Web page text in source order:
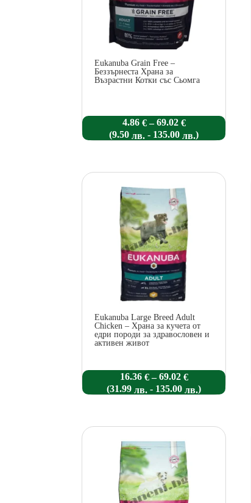
Eukanuba Grain Free –
Беззърнеста Храна за
Възрастни Котки със Сьомга
4.86 € – 69.02 €Price
range:
4.86 €
(9.50 лв. - 135.00 лв.)
Eukanuba Large Breed Adult
Chicken – Храна за кучета от
едри породи за здравословен и
активен живот
16.36 € – 69.02 €Price
range:
16.36 €
(31.99 лв. - 135.00 лв.)